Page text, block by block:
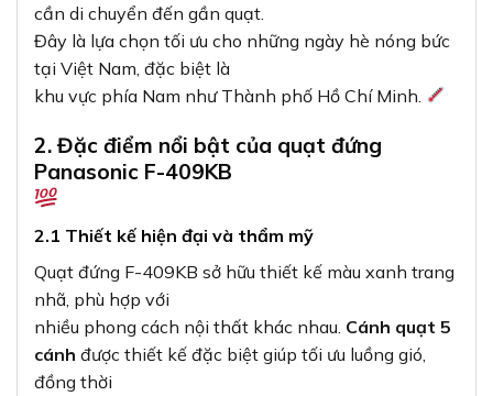
cần di chuyển đến gần quạt.
Đây là lựa chọn tối ưu cho những ngày hè nóng bức
tại Việt Nam, đặc biệt là
khu vực phía Nam như Thành phố Hồ Chí Minh.
2. Đặc điểm nổi bật của quạt đứng
Panasonic F-409KB
2.1 Thiết kế hiện đại và thẩm mỹ
Quạt đứng F-409KB sở hữu thiết kế màu xanh trang
nhã, phù hợp với
nhiều phong cách nội thất khác nhau. Cánh quạt 5
cánh được thiết kế đặc biệt giúp tối ưu luồng gió,
đồng thời